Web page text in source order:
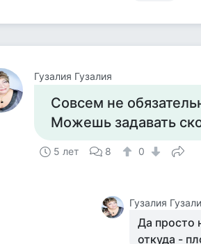
Гузалия Гузалия
Совсем не
Можешь задавать
5 лет 8 0
Гузалия
Да просто
откуда -